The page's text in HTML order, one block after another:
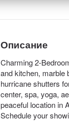
Описание
Charming 2-
and kitchen, marble
hurricane shutters
center, spa, yoga,
peaceful location in
Schedule your